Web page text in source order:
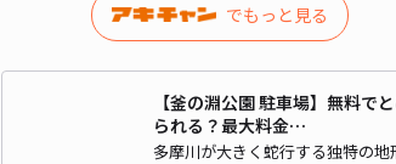
でもっと見る
【釜の淵公園 駐車場】無料で
られる？最大料金…
多摩川が大きく蛇行する独特の地